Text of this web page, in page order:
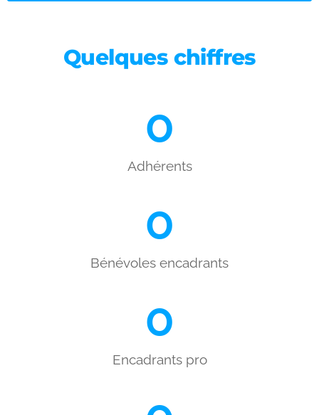
Quelques chiffres
Adhérents
0
Bénévoles encadrants
0
Encadrants pro
0